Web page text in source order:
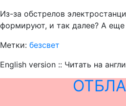
Из-за обстрелов
формируют, и так далее? А
Метки: безсвет
English version :: Читать на